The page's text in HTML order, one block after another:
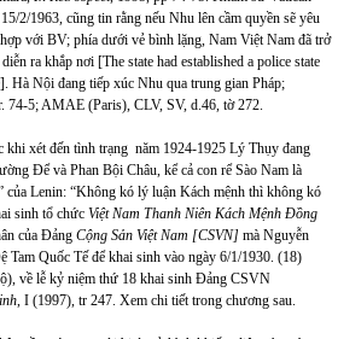
2/1963, cũng tin rằng nếu Nhu lên cầm quyền sẽ yêu
với BV; phía dưới vẻ bình lặng, Nam Việt Nam đã trở
ra khắp nơi [The state had established a police state
Hà Nội đang tiếp xúc Nhu qua trung gian Pháp;
74-5; AMAE (Paris), CLV, SV, d.46, tờ 272.
khi xét đến tình trạng năm 1924-1925 Lý Thụy đang
Để và Phan Bội Châu, kể cả con rể Sào Nam là
của Lenin: “Không kó lý luận Kách mệnh thì không kó
sinh tổ chức Việt Nam Thanh Niên Kách Mệnh Đồng
của Đảng Cộng Sản Việt Nam [CSVN] mà Nguyễn
Tam Quốc Tế để khai sinh vào ngày 6/1/1930. (18)
về lễ kỷ niệm thứ 18 khai sinh Đảng CSVN
, I (1997), tr 247. Xem chi tiết trong chương sau.